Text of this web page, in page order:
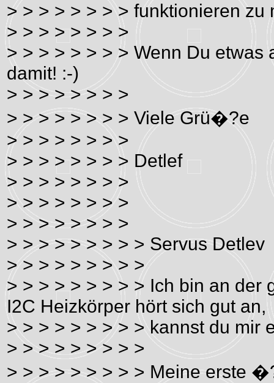
> > > > > > > > funktionieren zu
> > > > > > > >
> > > > > > > > Wenn Du
damit! :-)
> > > > > > > >
> > > > > > > > Viele Grü�?e
> > > > > > > >
> > > > > > > > Detlef
> > > > > > > >
> > > > > > > >
> > > > > > > >
> > > > > > > > > Servus Detlev
> > > > > > > > >
> > > > > > > > > Ich bin an der
I2C Heizkörper hört sich gut an,
> > > > > > > > > kannst du mir
> > > > > > > > >
> > > > > > > > > Meine erste